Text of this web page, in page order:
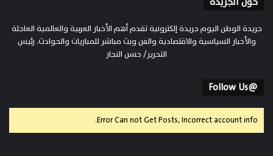
جريدة الوطن اليوم جريدة إلكترونية تقدم أهم الأخبار العربية والعالمية العاجلة
والأخبار السياسية والاقتصادية والفن وبث مباشر للمباريات والحوادث. رئيس
التحرير/ حسن النجار
@Follow Us
Error Can not Get Posts, Incorrect account info.